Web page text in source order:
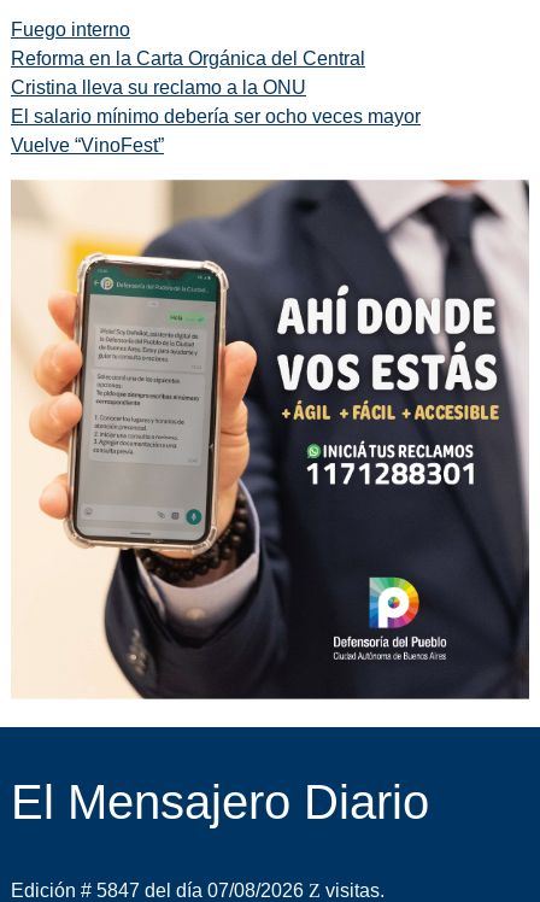
Fuego interno
Reforma en la Carta Orgánica del Central
Cristina lleva su reclamo a la ONU
El salario mínimo debería ser ocho veces mayor
Vuelve “VinoFest”
El Mensajero Diario
Edición # 5847 del día 07/08/2026 visitas.